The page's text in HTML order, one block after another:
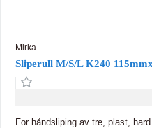
Mirka
Sliperull M/S/L K240
For håndsliping av tre, plast,